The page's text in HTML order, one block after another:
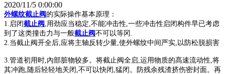
2020/11/5 0:00:00
外螺纹截止阀 的实际操作基本原理：
1.启闭截止阀 ,用劲应当稳定,不能冲击性,一些冲击性启闭构件早已考虑
到了这类撞击力与一般截止阀不可以等冈.
2.当截止阀开全后,应将主轴反转少量,使外螺纹中间严实,以防松脱损害
3.管道初用时,內部脏物较多。将截止阀全启,运用物质的髙速流动性,将
其冲跑,随后轻轻地关闭,不可以快闭,猛闭。防残余残渣挤伤密封面。再